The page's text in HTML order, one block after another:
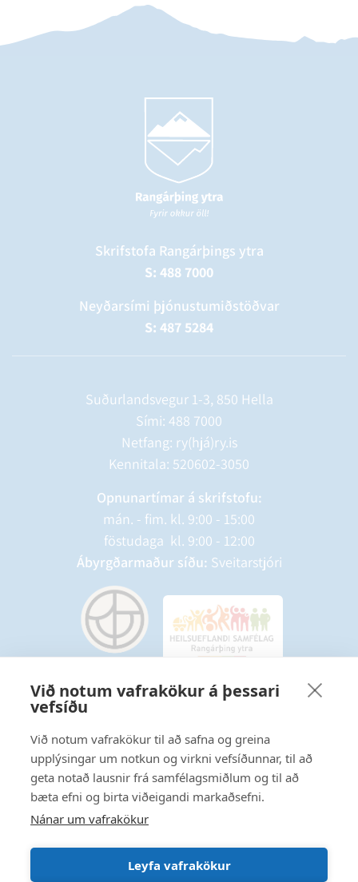
Við notum vafrakökur á þessari
vefsíðu
Við notum vafrakökur til að safna og greina
upplýsingar um notkun og virkni vefsíðunnar, til að
geta notað lausnir frá samfélagsmiðlum og til að
bæta efni og birta viðeigandi markaðsefni.
Nánar um vafrakökur
Leyfa vafrakökur
Skrifstofa Rangárþings ytra
S: 488 7000
Neyðarsími þjónustumiðstöðvar
S: 487 5284
Suðurlandsvegur 1-3, 850 Hella
Sími: 488 7000
Netfang: ry(hjá)ry.is
Kennitala: 520602-3050
Opnunartímar á skrifstofu:
mán. - fim. kl. 9:00 - 15:00
föstudaga kl. 9:00 - 12:00
Ábyrgðarmaður síðu: Sveitarstjóri
Starfsmannavefur
Hafðu samband
Ritstjórnarstefna
Fylgstu með á Facebook